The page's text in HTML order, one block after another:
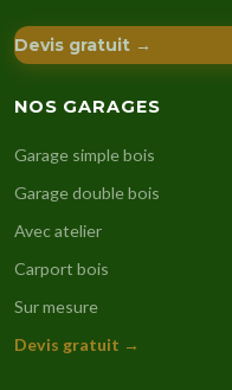
Devis gratuit →
NOS GARAGES
Garage simple bois
Garage double bois
Avec atelier
Carport bois
Sur mesure
Devis gratuit →